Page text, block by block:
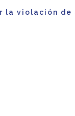
la violación de